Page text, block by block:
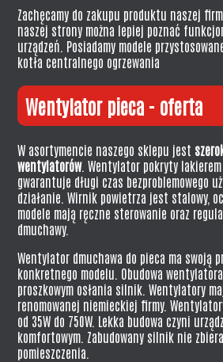
Zachęcamy do zakupu produktu naszej
naszej strony można lepiej poznać
urządzeń. Posiadamy modele
kotła centralnego ogrzewania
Wentylator pieca - oferta
W asortymencie naszego sklepu jest
wentylatorów. Wentylator pokryty lakierem
gwarantuje długi czas bezproblemowego
działanie. Wirnik powietrza jest stalowy,
modele mają ręczne sterowanie oraz
dmuchawy.
Wentylator dmuchawa do pieca ma swoją
konkretnego modelu. Obudowa
proszkowym osłania silnik. Wentylatory
renomowanej niemieckiej firmy.
od 35W do 750W. Lekka budowa czyni
komfortowym. Zabudowany silnik nie
pomieszczenia.